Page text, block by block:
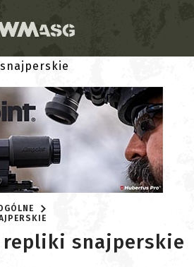
repliki snajperskie